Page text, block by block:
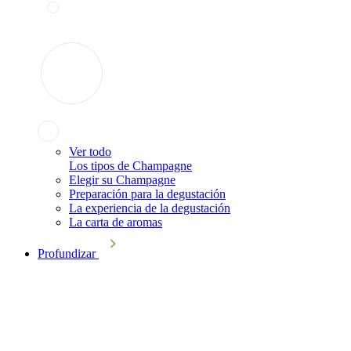
Ver todo
Los tipos de Champagne
Elegir su Champagne
Preparación para la degustación
La experiencia de la degustación
La carta de aromas
Profundizar